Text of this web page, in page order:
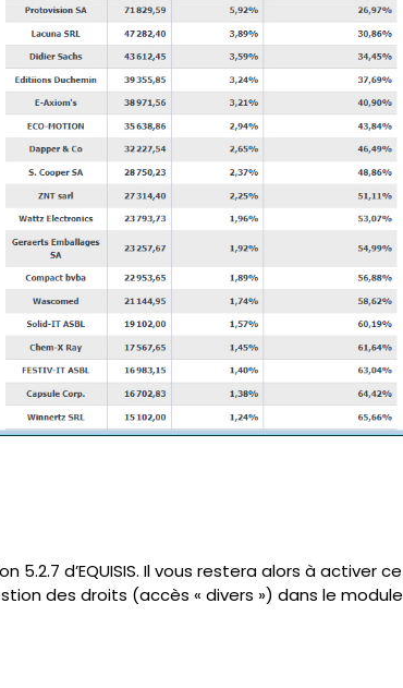
d’EQUISIS. Il vous restera alors à activer ce
des droits (accès « divers ») dans le module